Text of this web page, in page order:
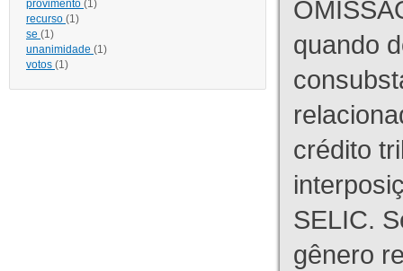
provimento (1)
recurso (1)
se (1)
unanimidade (1)
votos (1)
quando
crédito
SELIC.
gênero